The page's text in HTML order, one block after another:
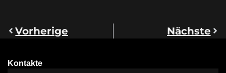
Vorherige Nächste
Kontakte